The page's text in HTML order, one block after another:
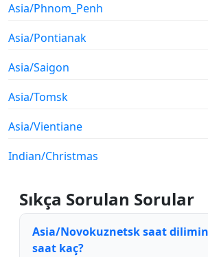
Asia/Phnom_Penh
Asia/Pontianak
Asia/Saigon
Asia/Tomsk
Asia/Vientiane
Indian/Christmas
Sıkça Sorulan Sorular
Asia/Novokuznetsk saat
saat kaç?